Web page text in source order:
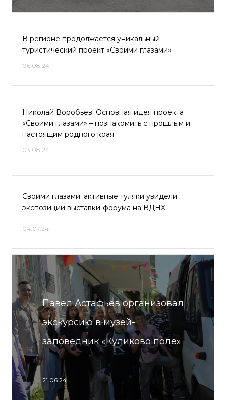
В регионе продолжается уникальный
туристический проект «Своими глазами»
06.08.24
Николай Воробьев: Основная идея проекта
«Своими глазами» – познакомить с прошлым и
настоящим родного края
03.08.24
Своими глазами: активные туляки увидели
экспозиции выставки-форума на ВДНХ
04.07.24
Павел Астафьев организовал
экскурсию в музей-
заповедник «Куликово поле»
21.06.24